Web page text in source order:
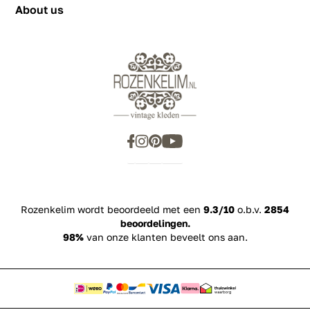
About us
Rozenkelim wordt beoordeeld met een 9.3/10 o.b.v. 2854
beoordelingen.
98%van onze klanten beveelt ons aan.